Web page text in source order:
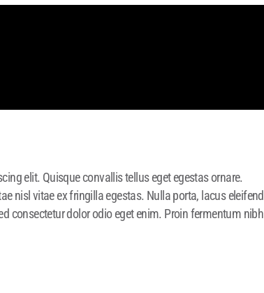
elit. Quisque convallis tellus eget egestas ornare.
nisl vitae ex fringilla egestas. Nulla porta, lacus eleifend
consectetur dolor odio eget enim. Proin fermentum nibh